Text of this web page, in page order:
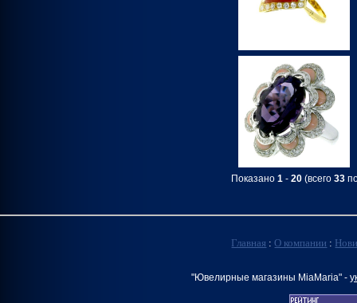
Показано 1 - 20 (всего 33
Главная :О компании :
"Ювелирные магазины MiaMaria" -